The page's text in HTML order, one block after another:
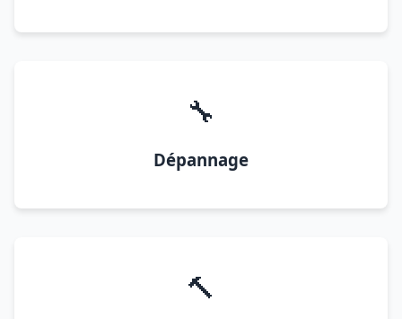
🔧
Dépannage
🔨